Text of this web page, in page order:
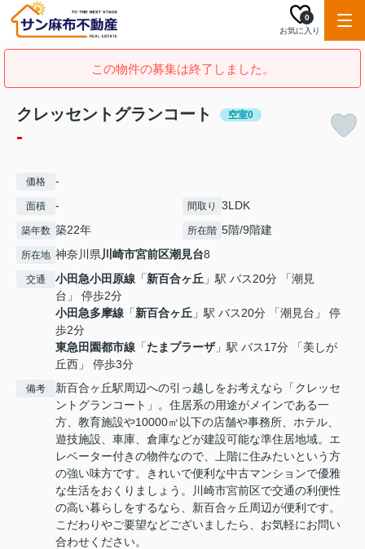
お気に入り
0
この物件の募集は終了しました。
クレッセントグランコート 空室0
-
価格 -
面積 - 間取り 3LDK
築年数 築22年 所在階 5階/9階建
所在地 神奈川県川崎市宮前区潮見台8
交通 小田急小田原線 「新百合ヶ丘 」駅 バス20分 「潮見
台」 停歩2分
小田急多摩線 「新百合ヶ丘 」駅 バス20分 「潮見台」 停
歩2分
東急田園都市線 「たまプラーザ」駅 バス17分 「美しが
丘西」 停歩3分
備考
新百合ヶ丘駅周辺への引っ越しをお考えなら「クレッセ
ントグランコート」。住居系の用途がメインである一
方、教育施設や10000㎡以下の店舗や事務所、ホテル、
遊技施設、車庫、倉庫などが建設可能な準住居地域。エ
レベーター付きの物件なので、上階に住みたいという方
の強い味方です。きれいで便利な中古マンションで優雅
な生活をおくりましょう。川崎市宮前区で交通の利便性
の高い暮らしをするなら、新百合ヶ丘周辺が便利です。
こだわりやご要望などございましたら、お気軽にお問い
合わせください。